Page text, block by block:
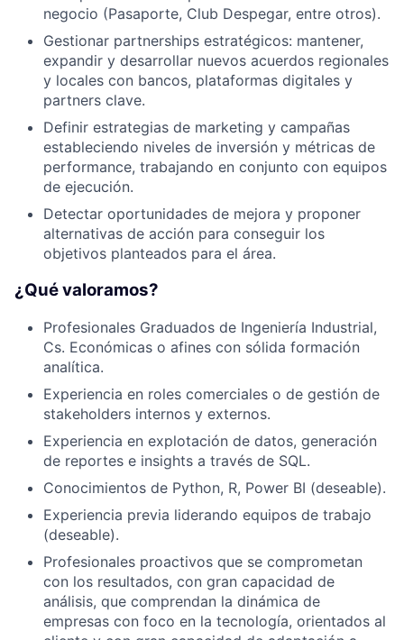
negocio (Pasaporte, Club Despegar, entre otros).
Gestionar partnerships estratégicos: mantener,
expandir y desarrollar nuevos acuerdos regionales
y locales con bancos, plataformas digitales y
partners clave.
Definir estrategias de marketing y campañas
estableciendo niveles de inversión y métricas de
performance, trabajando en conjunto con equipos
de ejecución.
Detectar oportunidades de mejora y proponer
alternativas de acción para conseguir los
objetivos planteados para el área.
¿Qué valoramos?
Profesionales Graduados de Ingeniería Industrial,
Cs. Económicas o afines con sólida formación
analítica.
Experiencia en roles comerciales o de gestión de
stakeholders internos y externos.
Experiencia en explotación de datos, generación
de reportes e insights a través de SQL.
Conocimientos de Python, R, Power BI (deseable).
Experiencia previa liderando equipos de trabajo
(deseable).
Profesionales proactivos que se comprometan
con los resultados, con gran capacidad de
análisis, que comprendan la dinámica de
empresas con foco en la tecnología, orientados al